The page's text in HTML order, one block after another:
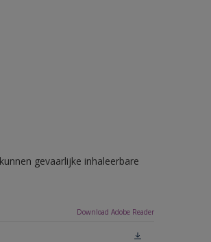
gevaarlijke inhaleerbare
Download Adobe Reader